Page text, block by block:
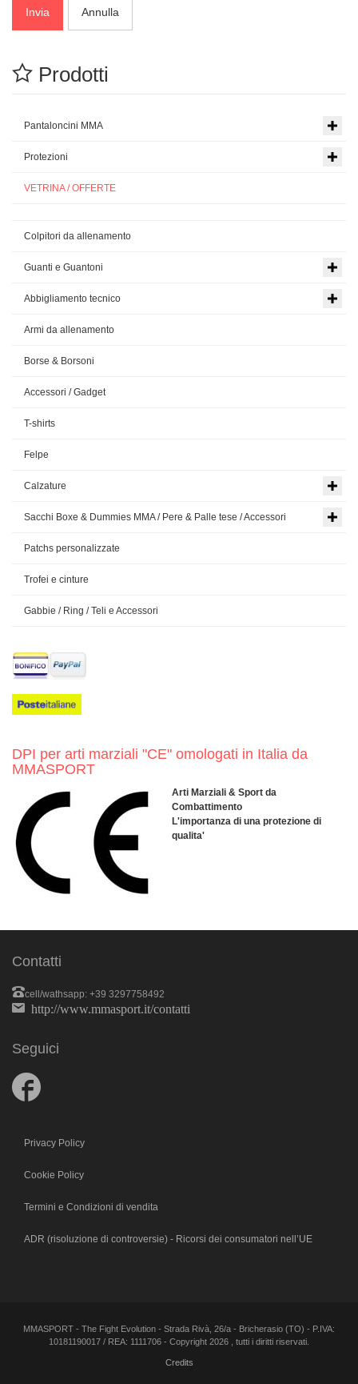
Invia Annulla
Prodotti
Pantaloncini MMA
Protezioni
VETRINA / OFFERTE
Colpitori da allenamento
Guanti e Guantoni
Abbigliamento tecnico
Armi da allenamento
Borse & Borsoni
Accessori / Gadget
T-shirts
Felpe
Calzature
Sacchi Boxe & Dummies MMA / Pere & Palle tese / Accessori
Patchs personalizzate
Trofei e cinture
Gabbie / Ring / Teli e Accessori
DPI per arti marziali "CE" omologati in Italia da
MMASPORT
Arti Marziali & Sport da
Combattimento
L'importanza di una protezione di
qualita'
Contatti
cell/wathsapp: +39 3297758492
http://www.mmasport.it/contatti
Seguici
us
Privacy Policy
Cookie Policy
Termini e Condizioni di vendita
ADR (risoluzione di controversie) - Ricorsi dei consumatori nell’UE
MMASPORT - The Fight Evolution - Strada Rivà, 26/a - Bricherasio (TO) - P.IVA:
10181190017 / REA: 1111706 - Copyright 2026 , tutti i diritti riservati.
Credits